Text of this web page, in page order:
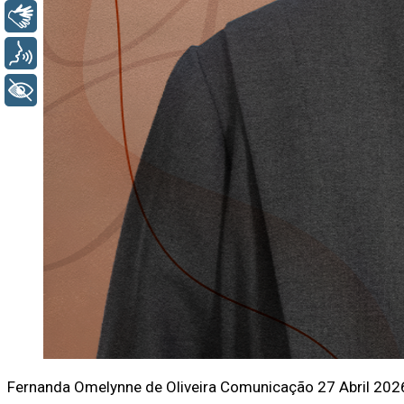
Fernanda Omelynne de Oliveira Comunicação 27 Abril
Voz
+ Acessibilidade